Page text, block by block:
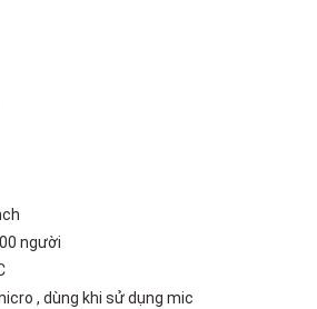
người
, dùng khi sử dụng mic